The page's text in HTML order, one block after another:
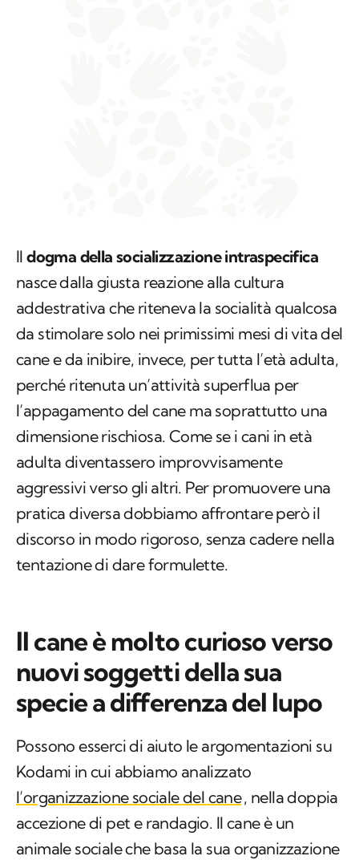
Ildogma della socializzazioneintraspecifica
nasce dalla giusta reazione alla cultura
addestrativa che riteneva la socialità qualcosa
da stimolare solo nei primissimi mesi di vita del
cane e da inibire, invece, per tutta l’età adulta,
perché ritenuta un’attività superflua per
l’appagamento del cane ma soprattutto una
dimensione rischiosa. Come se i cani in età
adulta diventassero improvvisamente
aggressivi verso gli altri. Per promuovere una
pratica diversa dobbiamo affrontare però il
discorso in modo rigoroso, senza cadere nella
tentazione di dare formulette.
Il cane è molto curioso verso
nuovi soggetti della sua
specie a differenza del lupo
Possono esserci di aiuto le argomentazioni su
Kodami in cui abbiamo analizzato
l’organizzazione sociale del cane, nella doppia
accezione di pet e randagio. Il cane è un
animale sociale che basa la sua organizzazione